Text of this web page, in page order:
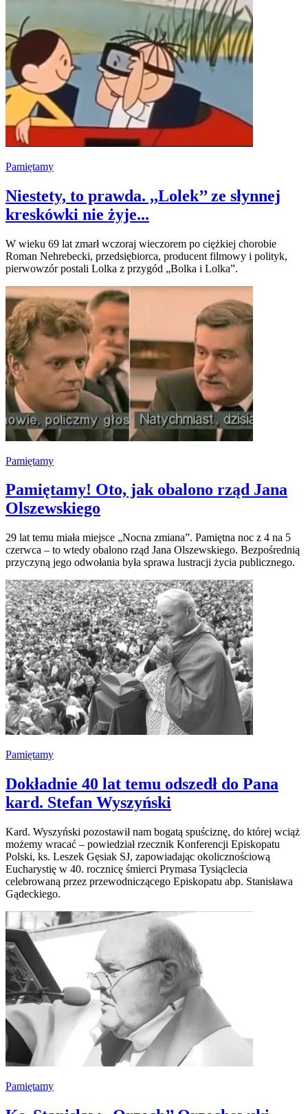
Pamiętamy
Niestety, to prawda. ,,Lolek’’ ze słynnej
kreskówki nie żyje...
W wieku 69 lat zmarł wczoraj wieczorem po ciężkiej chorobie
Roman Nehrebecki, przedsiębiorca, producent filmowy i polityk,
pierwowzór postali Lolka z przygód „Bolka i Lolka”.
Pamiętamy
Pamiętamy! Oto, jak obalono rząd Jana
Olszewskiego
29 lat temu miała miejsce „Nocna zmiana”. Pamiętna noc z 4 na 5
czerwca – to wtedy obalono rząd Jana Olszewskiego. Bezpośrednią
przyczyną jego odwołania była sprawa lustracji życia publicznego.
Pamiętamy
Dokładnie 40 lat temu odszedł do Pana
kard. Stefan Wyszyński
Kard. Wyszyński pozostawił nam bogatą spuściznę, do której wciąż
możemy wracać – powiedział rzecznik Konferencji Episkopatu
Polski, ks. Leszek Gęsiak SJ, zapowiadając okolicznościową
Eucharystię w 40. rocznicę śmierci Prymasa Tysiąclecia
celebrowaną przez przewodniczącego Episkopatu abp. Stanisława
Gądeckiego.
Pamiętamy